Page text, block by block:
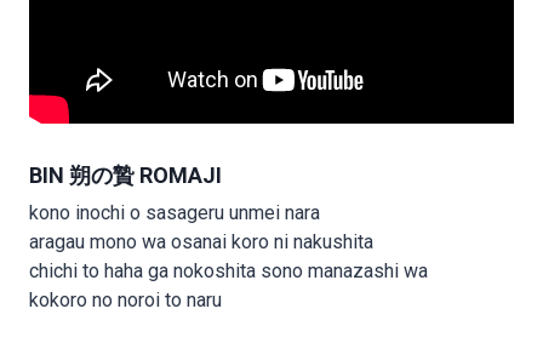
BIN 朔の贄 ROMAJI
kono inochi o sasageru unmei nara
aragau mono wa osanai koro ni nakushita
chichi to haha ga nokoshita sono manazashi wa
kokoro no noroi to naru